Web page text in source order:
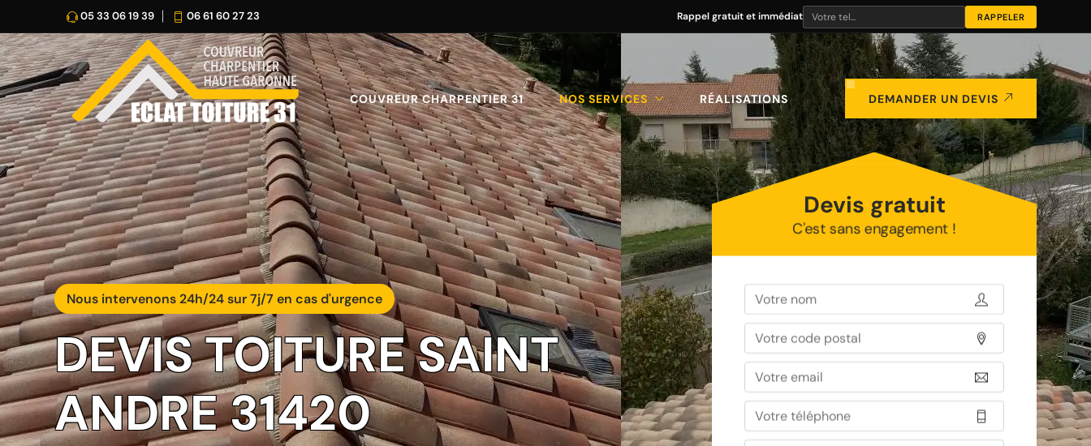
05 33 06 19 39 06 61 60 27 23 Rappel gratuit et immédiat
COUVREUR CHARPENTIER 31 NOS SERVICES RÉALISATIONS DEMANDER UN DEVIS
Nous intervenons 24h/24 sur 7j/7 en cas d'urgence
DEVIS TOITURE SAINT
ANDRE 31420
Devis gratuit
C'est sans engagement !